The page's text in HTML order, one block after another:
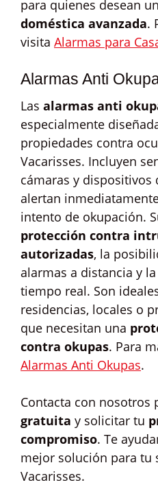
para quienes desean
doméstica avanzada.
visita Alarmas para
Alarmas Anti
Las alarmas anti
especialmente
propiedades contra
Vacarisses. Incluyen
cámaras y dispositivos
alertan
intento de okupación.
protección contra
autorizadas, la
alarmas a distancia y
tiempo real. Son
residencias, locales o
que necesitan una
contra okupas. Para
Alarmas Anti Okupas.
Contacta con nosotros
gratuita y solicitar tu
compromiso. Te
mejor solución para tu
Vacarisses.